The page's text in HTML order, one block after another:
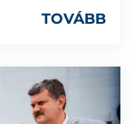
TOVÁBB